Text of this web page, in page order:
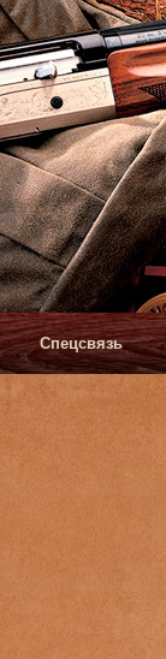
Спецсвязь